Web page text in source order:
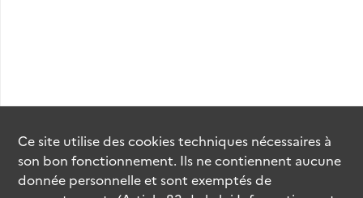
Ce site utilise descookiestechniques nécessaires à
son bon fonctionnement. Ils ne contiennent aucune
donnée personnelle et sont exemptés de